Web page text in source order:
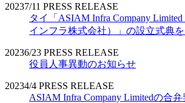
20237/11 PRESS RELEASE
タイ「ASIAM Infra Company
インフラ株式会社）」の設立式典
20236/23 PRESS RELEASE
役員人事異動のお知らせ
20234/4 PRESS RELEASE
ASIAM Infra Company Limitedの合